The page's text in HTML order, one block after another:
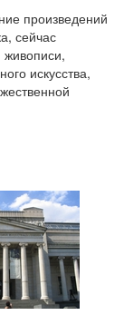
произведений
сейчас
живописи,
искусства,